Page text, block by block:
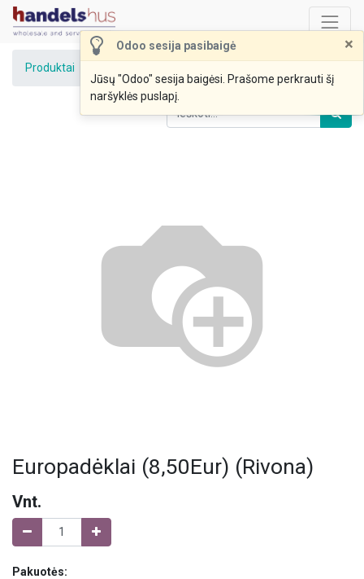
Odoo sesija pasibaigė ×
Jūsų "Odoo" sesija baigėsi. Prašome perkrauti šį
naršyklės puslapį.
Produktai
Europadėklai (8,50Eur) (Rivona)
Vnt.
Pakuotės: